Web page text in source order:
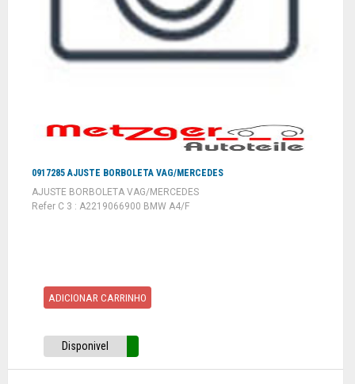
0917285 AJUSTE BORBOLETA VAG/MERCEDES
AJUSTE BORBOLETA VAG/MERCEDES
Refer C 3 : A2219066900 BMW A4/F
ADICIONAR CARRINHO
Disponivel